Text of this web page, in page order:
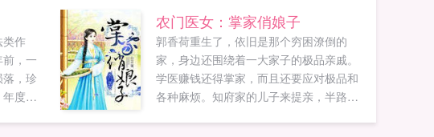
，呼
，您
收！
个突
类作
，一
，珍
度必
农门医女：掌家俏娘子
郭香荷重生了，依旧是那个穷困潦倒的
家，身边还围绕着一大家子的极品亲戚。
学医赚钱还得掌家，而且还要应对极品和
各种麻烦。知府家的儿子来提亲，半路却